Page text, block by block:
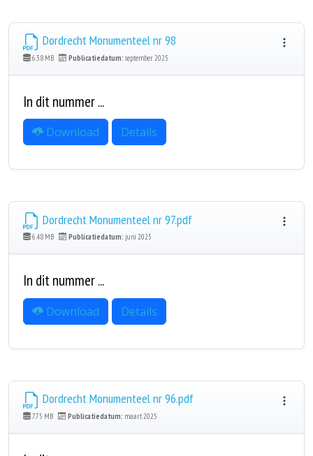
Dordrecht Monumenteel nr 98
6.38 MB Publicatiedatum: september 2025
In dit nummer ...
Download Details
Dordrecht Monumenteel nr 97.pdf
6.48 MB Publicatiedatum: juni 2025
In dit nummer ...
Download Details
Dordrecht Monumenteel nr 96.pdf
7.75 MB Publicatiedatum: maart 2025